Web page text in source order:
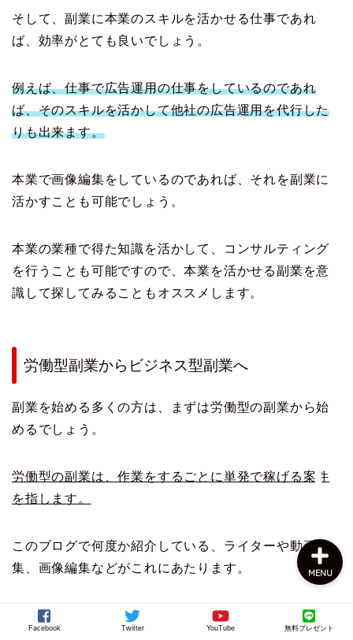
そして、副業に本業のスキルを活かせる仕事であれ
ば、効率がとても良いでしょう。
例えば、仕事で広告運用の仕事をしているのであれ
ば、そのスキルを活かして他社の広告運用を代行した
りも出来ます。
本業で画像編集をしているのであれば、それを副業に
活かすことも可能でしょう。
本業の業種で得た知識を活かして、コンサルティング
を行うことも可能ですので、本業を活かせる副業を意
識して探してみることもオススメします。
労働型副業からビジネス型副業へ
副業を始める多くの方は、まずは労働型の副業から始
めるでしょう。
労働型の副業は、作業をするごとに単発で稼げる案件
を指します。
このブログで何度か紹介している、ライターや動画編
集、画像編集などがこれにあたります。
これらの労働型副業は、コンビニでバイトをするより
Facebook Twitter YouTube 無料プレゼント
MENU
お問い合わせ